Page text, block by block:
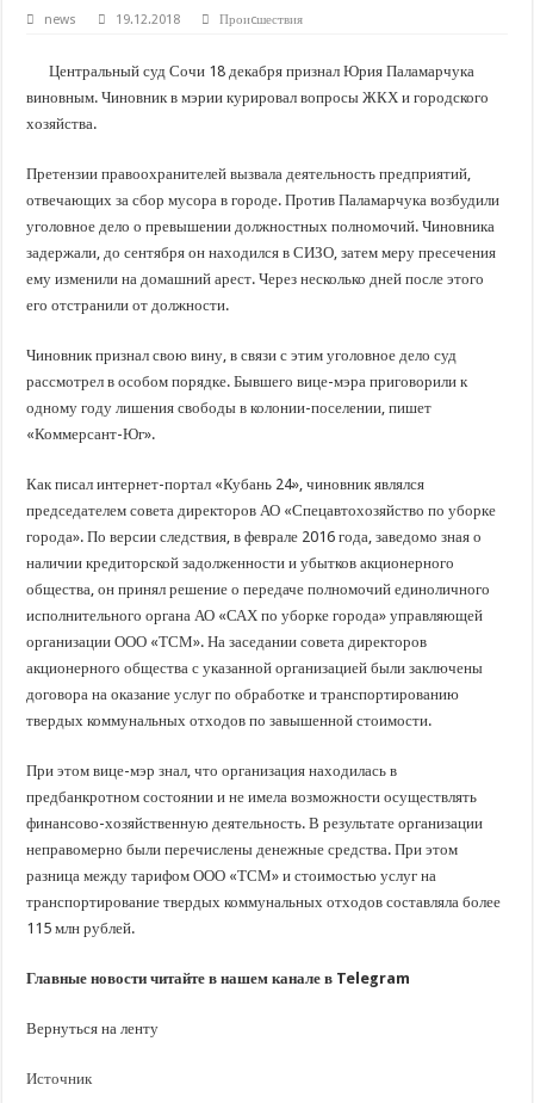
В городах и районах Кубани отметили День России
Стартовал прием заявок на 20-й юбилейный молодежный форум «Регион 93»
news 19.12.2018 Проиcшествия
Центральный суд Сочи 18 декабря признал Юрия Паламарчука
виновным. Чиновник в мэрии курировал вопросы ЖКХ и городского
хозяйства.
Претензии правоохранителей вызвала деятельность предприятий,
отвечающих за сбор мусора в городе. Против Паламарчука возбудили
уголовное дело о превышении должностных полномочий. Чиновника
задержали, до сентября он находился в СИЗО, затем меру пресечения
ему изменили на домашний арест. Через несколько дней после этого
его отстранили от должности.
Чиновник признал свою вину, в связи с этим уголовное дело суд
рассмотрел в особом порядке. Бывшего вице-мэра приговорили к
одному году лишения свободы в колонии-поселении, пишет
«Коммерсант-Юг».
Как писал интернет-портал «Кубань 24», чиновник являлся
председателем совета директоров АО «Спецавтохозяйство по уборке
города». По версии следствия, в феврале 2016 года, заведомо зная о
наличии кредиторской задолженности и убытков акционерного
общества, он принял решение о передаче полномочий единоличного
исполнительного органа АО «САХ по уборке города» управляющей
организации ООО «ТСМ». На заседании совета директоров
акционерного общества с указанной организацией были заключены
договора на оказание услуг по обработке и транспортированию
твердых коммунальных отходов по завышенной стоимости.
При этом вице-мэр знал, что организация находилась в
предбанкротном состоянии и не имела возможности осуществлять
финансово-хозяйственную деятельность. В результате организации
неправомерно были перечислены денежные средства. При этом
разница между тарифом ООО «ТСМ» и стоимостью услуг на
транспортирование твердых коммунальных отходов составляла более
115 млн рублей.
Главные новости читайте в нашем канале в Telegram
Вернуться на ленту
Источник